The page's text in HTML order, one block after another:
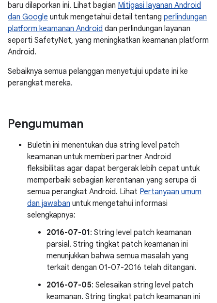
baru dilaporkan ini. Lihat bagian Mitigasi layanan Android
dan Google untuk mengetahui detail tentang perlindungan
platform keamanan Android dan perlindungan layanan
seperti SafetyNet, yang meningkatkan keamanan platform
Android.
Sebaiknya semua pelanggan menyetujui update ini ke
perangkat mereka.
Pengumuman
Buletin ini menentukan dua string level patch
keamanan untuk memberi partner Android
fleksibilitas agar dapat bergerak lebih cepat untuk
memperbaiki sebagian kerentanan yang serupa di
semua perangkat Android. Lihat Pertanyaan umum
dan jawaban untuk mengetahui informasi
selengkapnya:
2016-07-01: String level patch keamanan
parsial. String tingkat patch keamanan ini
menunjukkan bahwa semua masalah yang
terkait dengan 01-07-2016 telah ditangani.
2016-07-05: Selesaikan string level patch
keamanan. String tingkat patch keamanan ini